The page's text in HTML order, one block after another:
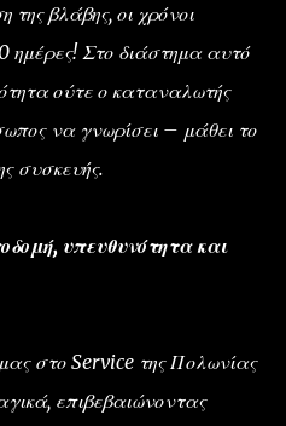
της βλάβης, οι χρόνοι
ημέρες! Στο διάστημα αυτό
ούτε ο καταναλωτής
να γνωρίσει – μάθει το
συσκευής.
υπευθυνότητα και
στο Service της Πολωνίας
επιβεβαιώνοντας